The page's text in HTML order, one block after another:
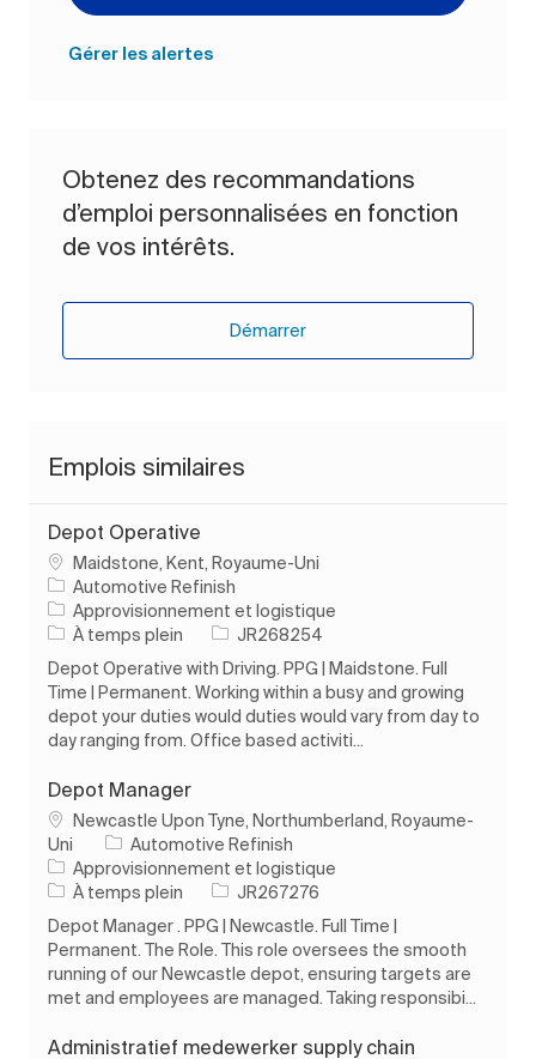
Gérer les alertes
Obtenez des recommandations
d’emploi personnalisées en fonction
de vos intérêts.
Démarrer
Emplois similaires
Depot Operative
Emplacement
Maidstone, Kent, Royaume-Uni
Automotive Refinish
Catégorie
Approvisionnement et logistique
Type d’emploi
À temps plein ID de l’emploi
JR268254
Depot Operative with Driving. PPG | Maidstone. Full
Time | Permanent. Working within a busy and growing
depot your duties would duties would vary from day to
day ranging from. Office based activiti...
Depot Manager
Emplacement
Newcastle Upon Tyne, Northumberland, Royaume-
Uni
Automotive Refinish
Catégorie
Approvisionnement et logistique
Type d’emploi
À temps plein ID de l’emploi
JR267276
Depot Manager . PPG | Newcastle. Full Time |
Permanent. The Role. This role oversees the smooth
running of our Newcastle depot, ensuring targets are
met and employees are managed. Taking responsibi...
Administratief medewerker supply chain